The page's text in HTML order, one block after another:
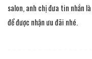
salon, anh chị đưa tin nhắn
để được nhận ưu đãi nhé.